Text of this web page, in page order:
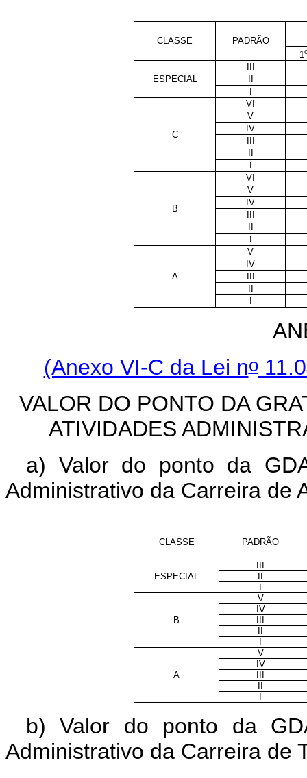
CLASSE
PADRÃO
1
ESPECIAL
C
VI
V
IV
B
VI
V
IV
A
V
IV
(Anexo VI-C da Lei no
VALOR DO PONTO DA
ATIVIDADES
a) Valor do ponto da
Administrativo da Carreira de
CLASSE PADRÃO
ESPECIAL
B
V
IV
A
V
IV
b) Valor do ponto da
Administrativo da Carreira de